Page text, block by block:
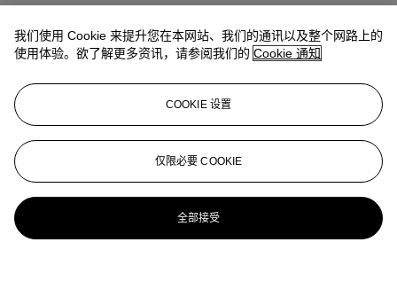
我们使用 Cookie 来提升您在本网站、我们的通讯以及整个网路上的
使用体验。欲了解更多资讯，请参阅我们的 Cookie 通知
COOKIE 设置
仅限必要 COOKIE
全部接受